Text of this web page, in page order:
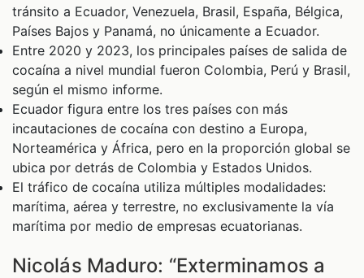
tránsito a Ecuador, Venezuela, Brasil, España, Bélgica,
Países Bajos y Panamá, no únicamente a Ecuador.
Entre 2020 y 2023, los principales países de salida de
cocaína a nivel mundial fueron Colombia, Perú y Brasil,
según el mismo informe.
Ecuador figura entre los tres países con más
incautaciones de cocaína con destino a Europa,
Norteamérica y África, pero en la proporción global se
ubica por detrás de Colombia y Estados Unidos.
El tráfico de cocaína utiliza múltiples modalidades:
marítima, aérea y terrestre, no exclusivamente la vía
marítima por medio de empresas ecuatorianas.
Nicolás Maduro: “Exterminamos a